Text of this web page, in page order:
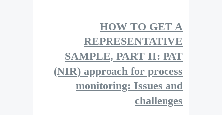
HOW TO GET A
REPRESENTATIVE
SAMPLE, PART II: PAT
(NIR) approach for process
monitoring: Issues and
challenges